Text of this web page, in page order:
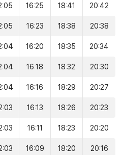
16:25 18:41 20:42
16:23 18:38 20:38
16:20 18:35 20:34
16:18 18:32 20:30
16:16 18:29 20:27
16:13 18:26 20:23
16:11 18:23 20:20
16:09 18:20 20:16